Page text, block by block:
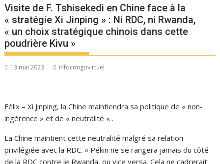
Visite de F. Tshisekedi en Chine face à la
« stratégie Xi Jinping » : Ni RDC, ni Rwanda,
« un choix stratégique chinois dans cette
poudrière Kivu »
13 mai 2023 infocongovirtuel
Félix – Xi Jinping, la Chine maintiendra sa politique de « non-
ingérence » et de « neutralité « .
La Chine maintient cette neutralité malgré sa relation
privilégiée avec la RDC. « Pékin ne se rangera jamais du côté
de la RDC contre le Rwanda, ou vice versa. Cela ne cadrerait